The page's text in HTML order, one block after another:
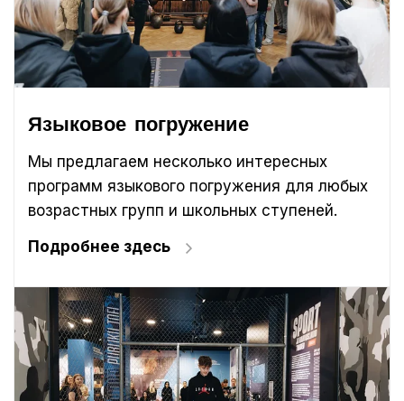
Языковое погружение
Мы предлагаем несколько интересных
программ языкового погружения для любых
возрастных групп и школьных ступеней.
Подробнее здесь